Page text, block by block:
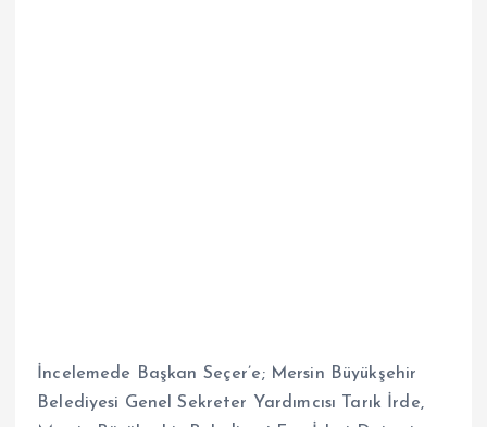
İncelemede Başkan Seçer’e; Mersin Büyükşehir
Belediyesi Genel Sekreter Yardımcısı Tarık İrde,